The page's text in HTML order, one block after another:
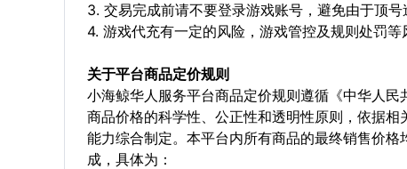
3. 交易完成前请不要登录游戏账号，避免由于顶号
4. 游戏代充有一定的风险，游戏管控及规则处罚等
关于平台商品定价规则
小海鲸华人服务平台商品定价规则遵循《中华人
商品价格的科学性、公正性和透明性原则，依据
能力综合制定。本平台内所有商品的最终销售价
成，具体为：